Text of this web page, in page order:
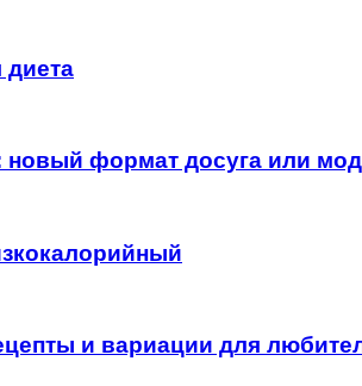
диета
формат досуга или
и вариации для